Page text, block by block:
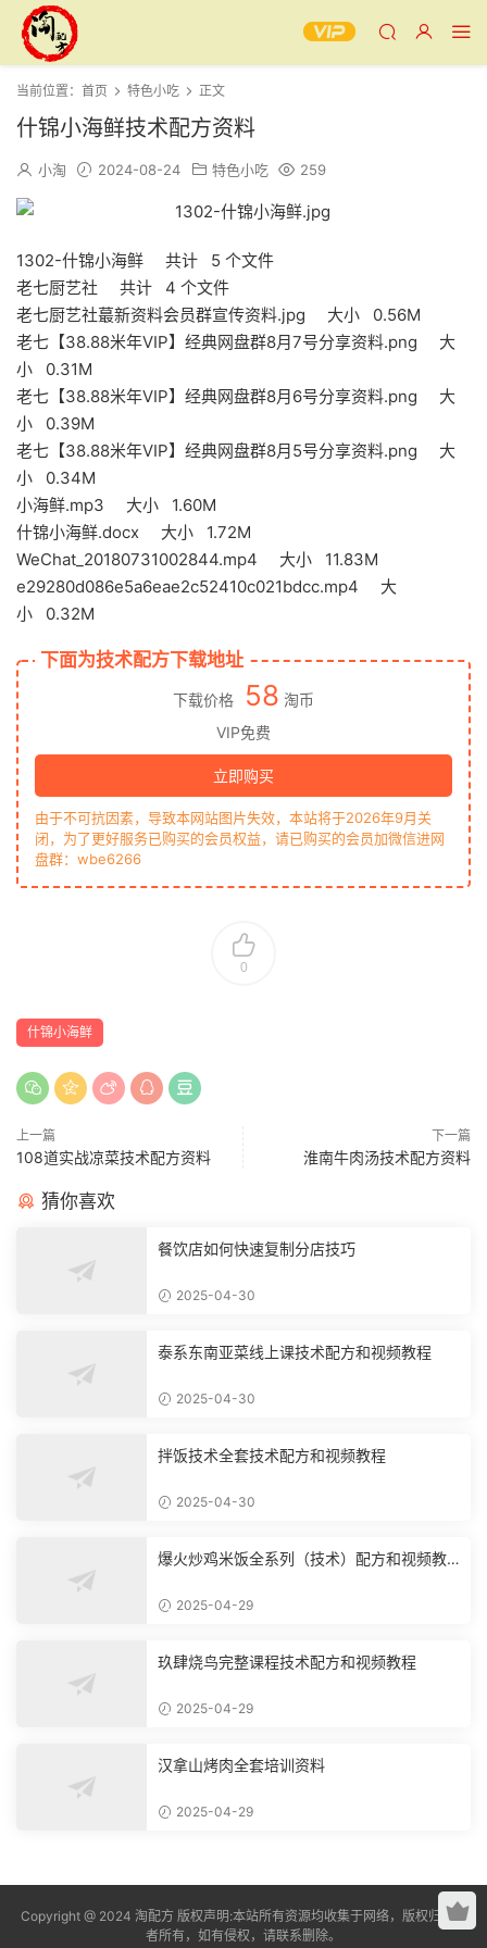
当前位置： 首页 特色小吃 正文
什锦小海鲜技术配方资料
小淘 2024-08-24 特色小吃 259
1302-什锦小海鲜 共计 5 个文件
老七厨艺社 共计 4 个文件
老七厨艺社蕞新资料会员群宣传资料.jpg 大小 0.56M
老七【38.88米年VIP】经典网盘群8月7号分享资料.png 大
小 0.31M
老七【38.88米年VIP】经典网盘群8月6号分享资料.png 大
小 0.39M
老七【38.88米年VIP】经典网盘群8月5号分享资料.png 大
小 0.34M
小海鲜.mp3 大小 1.60M
什锦小海鲜.docx 大小 1.72M
WeChat_20180731002844.mp4 大小 11.83M
e29280d086e5a6eae2c52410c021bdcc.mp4 大
小 0.32M
下面为技术配方下载地址
下载价格 58 淘币
VIP免费
立即购买
由于不可抗因素，导致本网站图片失效，本站将于2026年9月关
闭，为了更好服务已购买的会员权益，请已购买的会员加微信进网
盘群：wbe6266
0
什锦小海鲜
上一篇
108道实战凉菜技术配方资料
下一篇
淮南牛肉汤技术配方资料
猜你喜欢
餐饮店如何快速复制分店技巧
2025-04-30
泰系东南亚菜线上课技术配方和视频教程
2025-04-30
拌饭技术全套技术配方和视频教程
2025-04-30
爆火炒鸡米饭全系列（技术）配方和视频教
2025-04-29
玖肆烧鸟完整课程技术配方和视频教程
2025-04-29
汉拿山烤肉全套培训资料
2025-04-29
Copyright @ 2024 淘配方 版权声明:本站所有资源均收集于网络，版权归原作
者所有，如有侵权，请联系删除。